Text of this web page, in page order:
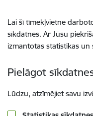
Lai šī tīmekļvietne
sīkdatnes. Ar Jūsu
izmantotas statistikas un
Pielāgot
Lūdzu, atzīmējiet savu